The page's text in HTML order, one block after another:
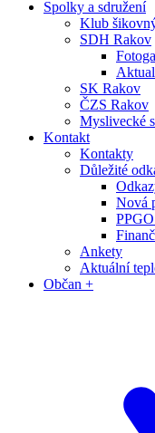
Spolky a sdružení
Klub
SDH Rakov
SK Rakov
ČZS Rakov
Myslivecké
Kontakt
Kontakty
Důležité
Nová
Ankety
Aktuální
Občan +